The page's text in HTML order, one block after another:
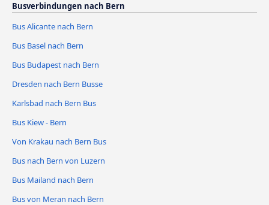
Busverbindungen nach Bern
Bus Alicante nach Bern
Bus Basel nach Bern
Bus Budapest nach Bern
Dresden nach Bern Busse
Karlsbad nach Bern Bus
Bus Kiew - Bern
Von Krakau nach Bern Bus
Bus nach Bern von Luzern
Bus Mailand nach Bern
Bus von Meran nach Bern